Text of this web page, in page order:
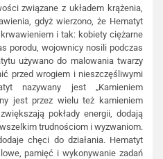
związane z układem krążenia,
gdyż wierzono, że Hematyt
i tak: kobiety ciężarne
porodu, wojownicy nosili podczas
używano do malowania twarzy
przed wrogiem i nieszczęśliwymi
nazywany jest „Kamieniem
jest przez wielu też kamieniem
pokłady energii, dodają
trudnościom i wyzwaniom.
chęci do działania. Hematyt
pamięć i wykonywanie zadań